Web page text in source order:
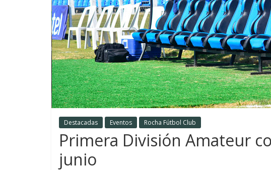
Destacadas Eventos Rocha Fútbol Club
Primera División Amateur
junio